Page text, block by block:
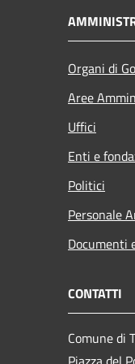
Organi di
Aree
Uffici
Enti e
Politici
Personale
Documenti
CONTATTI
Comune di